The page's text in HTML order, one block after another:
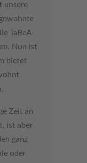
unsere
TaBeA-
Nun ist
bietet
Zeit an
ist aber
ganz
oder